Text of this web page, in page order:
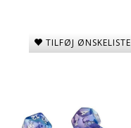
TILFØJ ØNSKELISTE